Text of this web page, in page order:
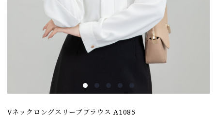
Vネックロングスリーブブラウス A1085